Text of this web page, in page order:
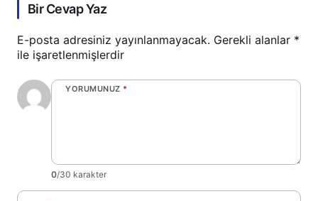
Bir Cevap Yaz
E-posta adresiniz yayınlanmayacak. Gerekli alanlar *
ile işaretlenmişlerdir
YORUMUNUZ *
0/30 karakter